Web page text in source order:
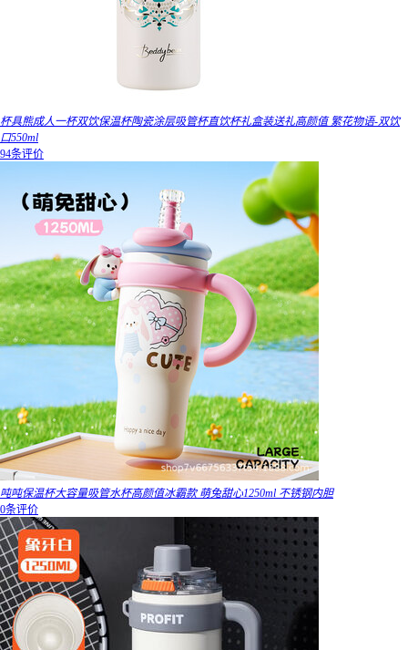
杯具熊成人一杯双饮保温杯陶瓷涂层吸管杯直饮杯礼盒装送礼高颜值 繁花物语-双饮
口550ml
94条评价
吨吨保温杯大容量吸管水杯高颜值冰霸款 萌兔甜心1250ml 不锈钢内胆
0条评价